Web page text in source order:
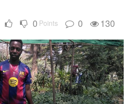
0 Points 0 130